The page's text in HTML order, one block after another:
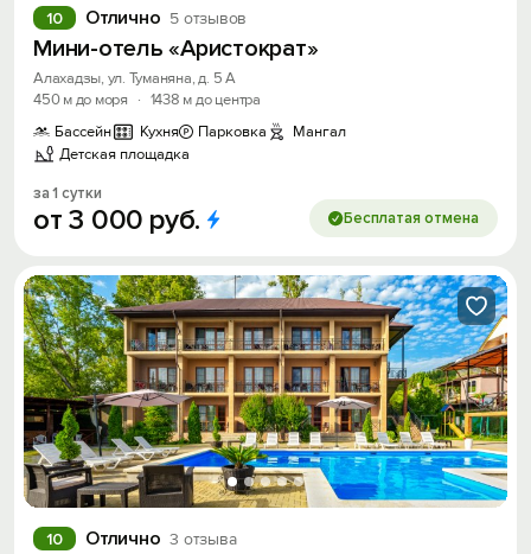
Отлично 5 отзывов
10
Мини-отель «Аристократ»
Алахадзы, ул. Туманяна, д. 5 А
450 м до моря
· 1438 м до центра
Бассейн
Кухня Парковка
Мангал
Детская площадка
за 1 сутки
от3 000 руб. Бесплатая отмена
Отлично 3 отзыва
10